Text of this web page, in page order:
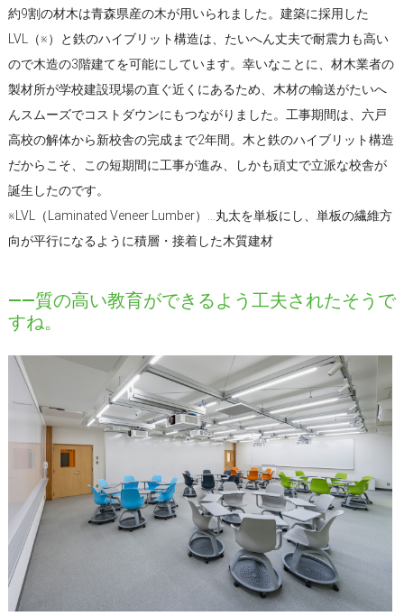
約9割の材木は青森県産の木が用いられました。建築に採用した
LVL（※）と鉄のハイブリット構造は、たいへん丈夫で耐震力も高い
ので木造の3階建てを可能にしています。幸いなことに、材木業者の
製材所が学校建設現場の直ぐ近くにあるため、木材の輸送がたいへ
んスムーズでコストダウンにもつながりました。工事期間は、六戸
高校の解体から新校舎の完成まで2年間。木と鉄のハイブリット構造
だからこそ、この短期間に工事が進み、しかも頑丈で立派な校舎が
誕生したのです。
※LVL（Laminated Veneer Lumber）…丸太を単板にし、単板の繊維方
向が平行になるように積層・接着した木質建材
――質の高い教育ができるよう工夫されたそうで
すね。